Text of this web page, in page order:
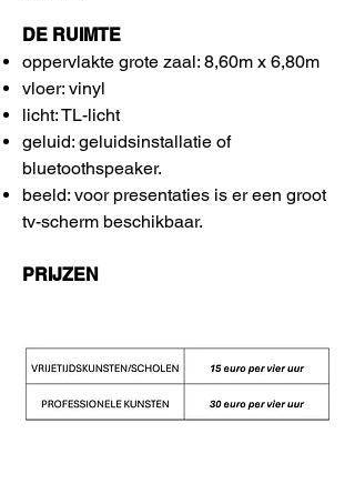
DE RUIMTE​
oppervlakte grote zaal: 8,60m x 6,80m
vloer: vinyl
licht: TL-licht
geluid: geluidsinstallatie of
bluetoothspeaker.
beeld: voor presentaties is er een groot
tv-scherm beschikbaar.
​PRIJZEN